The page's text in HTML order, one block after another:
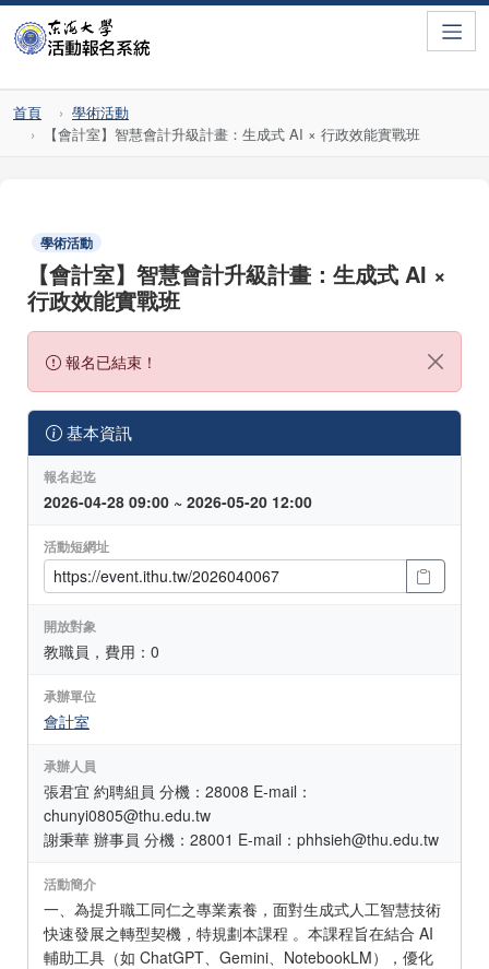
首頁
學術活動
【會計室】智慧會計升級計畫：生成式 AI × 行政效能實戰班
學術活動
【會計室】智慧會計升級計畫：生成式 AI ×
行政效能實戰班
報名已結束！
基本資訊
報名起迄
2026-04-28 09:00 ~ 2026-05-20 12:00
活動短網址
開放對象
教職員，費用：0
承辦單位
會計室
承辦人員
張君宜 約聘組員 分機：28008 E-mail：
chunyi0805@thu.edu.tw
謝秉華 辦事員 分機：28001 E-mail：phhsieh@thu.edu.tw
活動簡介
一、為提升職工同仁之專業素養，面對生成式人工智慧技術
快速發展之轉型契機，特規劃本課程 。本課程旨在結合 AI
輔助工具（如 ChatGPT、Gemini、NotebookLM），優化